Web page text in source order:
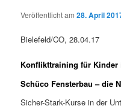
Veröffentlicht am28. April
Bielefeld/CO, 28.04.17
Konflikttraining für Kinder
Schüco Fensterbau – die
Sicher-Stark-Kurse in der